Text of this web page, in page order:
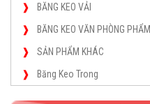
BĂNG KEO VẢI
BĂNG KEO VĂN PHÒNG PHẨM
SẢN PHẨM KHÁC
Băng Keo Trong